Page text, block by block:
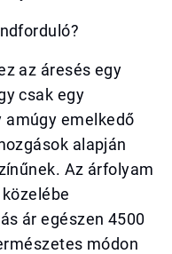
az áresés egy
csak egy
amúgy emelkedő
alapján
Az árfolyam
ár egészen 4500
módon